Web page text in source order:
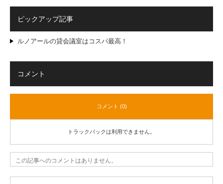
ピックアップ記事
ルノアールの貸会議室はコスパ最高！
コメント
コメント (0)
トラックバックは利用できません。
この記事へのコメントはありません。